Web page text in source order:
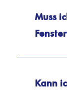
Muss
Kann